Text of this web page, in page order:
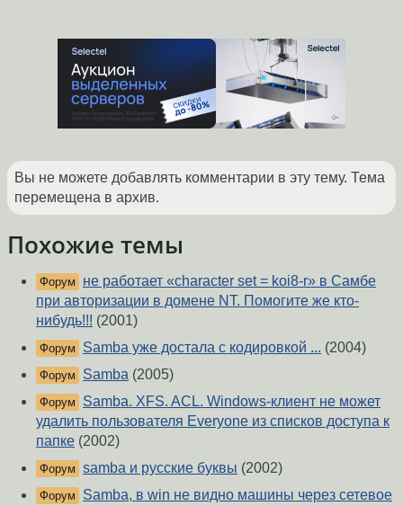
Вы не можете добавлять комментарии в эту тему. Тема
перемещена в архив.
Похожие темы
Форум
не работает «character set = koi8-r» в Самбе
при авторизации в домене NT. Помогите же кто-
нибудь!!! (2001)
Форум Samba уже достала с кодировкой ... (2004)
Форум Samba (2005)
Форум
Samba. XFS. ACL. Windows-клиент не может
удалить пользователя Everyone из списков доступа к
папке (2002)
Форум samba и русские буквы (2002)
Форум Samba, в win не видно машины через сетевое